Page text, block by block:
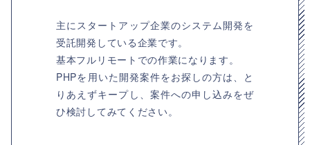
主にスタートアップ企業のシステム開発を
受託開発している企業です。
基本フルリモートでの作業になります。
PHPを用いた開発案件をお探しの方は、と
りあえずキープし、案件への申し込みをぜ
ひ検討してみてください。